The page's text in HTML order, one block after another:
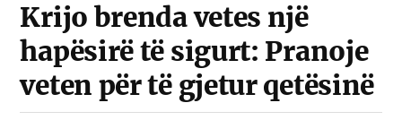
Krijo brenda vetes një
hapësirë të sigurt: Pranoje
veten për të gjetur qetësinë